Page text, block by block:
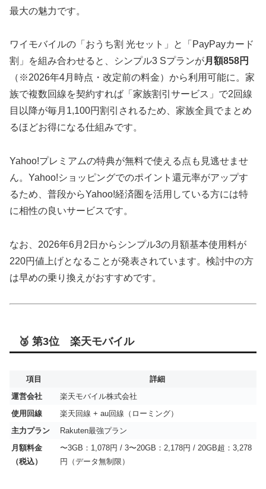
最大の魅力です。
ワイモバイルの「おうち割 光セット」と「PayPayカード
割」を組み合わせると、シンプル3 Sプランが月額858円
（※2026年4月時点・改定前の料金）から利用可能に。家
族で複数回線を契約すれば「家族割引サービス」で2回線
目以降が毎月1,100円割引されるため、家族全員でまとめ
るほどお得になる仕組みです。
Yahoo!プレミアムの特典が無料で使える点も見逃せませ
ん。Yahoo!ショッピングでのポイント還元率がアップす
るため、普段からYahoo!経済圏を活用している方には特
に相性の良いサービスです。
なお、2026年6月2日からシンプル3の月額基本使用料が
220円値上げとなることが発表されています。検討中の方
は早めの乗り換えがおすすめです。
🥉 第3位 楽天モバイル
項目
詳細
運営会社
楽天モバイル株式会社
使用回線
楽天回線 + au回線（ローミング）
主力プラン
Rakuten最強プラン
月額料金
（税込）
〜3GB：1,078円 / 3〜20GB：2,178円 / 20GB超：3,278
円（データ無制限）